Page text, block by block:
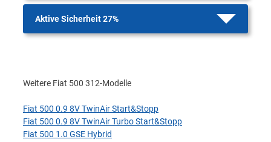
Aktive Sicherheit 27%
Weitere Fiat 500 312-Modelle
Fiat 500 0.9 8V TwinAir Start&Stopp
Fiat 500 0.9 8V TwinAir Turbo Start&Stopp
Fiat 500 1.0 GSE Hybrid